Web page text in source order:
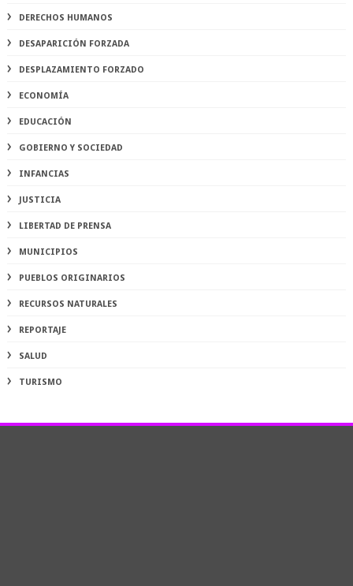
DERECHOS HUMANOS
DESAPARICIÓN FORZADA
DESPLAZAMIENTO FORZADO
ECONOMÍA
EDUCACIÓN
GOBIERNO Y SOCIEDAD
INFANCIAS
JUSTICIA
LIBERTAD DE PRENSA
MUNICIPIOS
PUEBLOS ORIGINARIOS
RECURSOS NATURALES
REPORTAJE
SALUD
TURISMO